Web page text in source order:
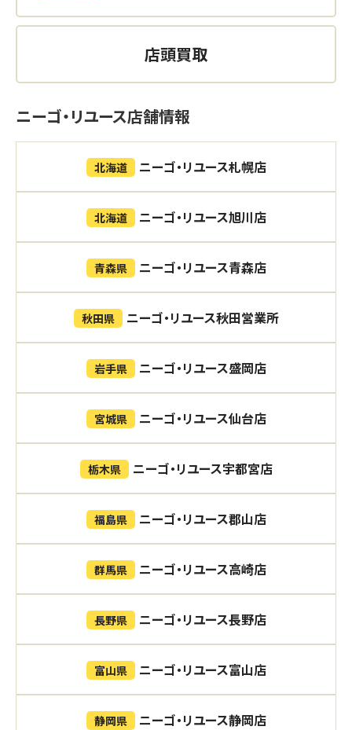
店頭買取
ニーゴ・リユース店舗情報
北海道 ニーゴ・リユース札幌店
北海道 ニーゴ・リユース旭川店
青森県 ニーゴ・リユース青森店
秋田県 ニーゴ・リユース秋田営業所
岩手県 ニーゴ・リユース盛岡店
宮城県 ニーゴ・リユース仙台店
栃木県 ニーゴ・リユース宇都宮店
福島県 ニーゴ・リユース郡山店
群馬県 ニーゴ・リユース高崎店
長野県 ニーゴ・リユース長野店
富山県 ニーゴ・リユース富山店
静岡県 ニーゴ・リユース静岡店